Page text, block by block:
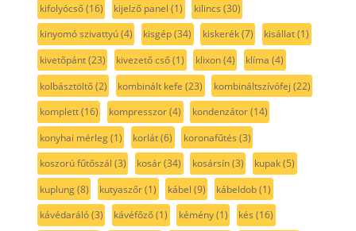
kifolyócső(16) kijelző panel (1) kilincs (30)
kinyomó szivattyú(4) kisgép(34) kiskerék(7) kisállat(1)
kivetőpánt(23) kivezető cső(1) klixon(4) klíma (4)
kolbásztöltő(2) kombinált kefe (23) kombináltszívófej (22)
komplett(16) kompresszor(4) kondenzátor(14)
konyhai mérleg(1) korlát(6) koronafűtés (3)
koszorú fűtőszál (3) kosár(34) kosársín(3) kupak(5)
kuplung(8) kutyaszőr(1) kábel (9) kábeldob(1)
kávédaráló(3) kávéfőző(1) kémény(1) kés (16)